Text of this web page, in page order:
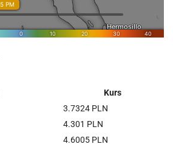
Kurs
3.7324 PLN
4.301 PLN
4.6005 PLN